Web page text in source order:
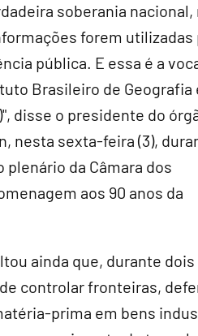
soberania nacional,
forem utilizadas
pública. E essa é a
Brasileiro de Geografia
disse o presidente do
nesta sexta-feira (3),
plenário da Câmara dos
aos 90 anos da
ainda que, durante
controlar fronteiras,
prima em bens